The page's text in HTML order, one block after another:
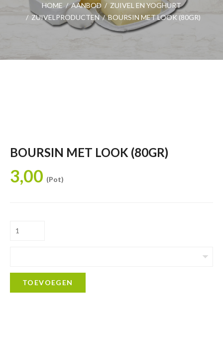
HOME / AANBOD / ZUIVEL EN YOGHURT
/ ZUIVELPRODUCTEN / BOURSIN MET LOOK (80GR)
BOURSIN MET LOOK (80GR)
3,00 (Pot)
TOEVOEGEN